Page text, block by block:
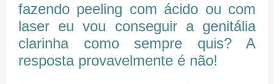
fazendo peeling com ácido ou com
laser eu vou conseguir a genitália
clarinha como sempre quis? A
resposta provavelmente é não!